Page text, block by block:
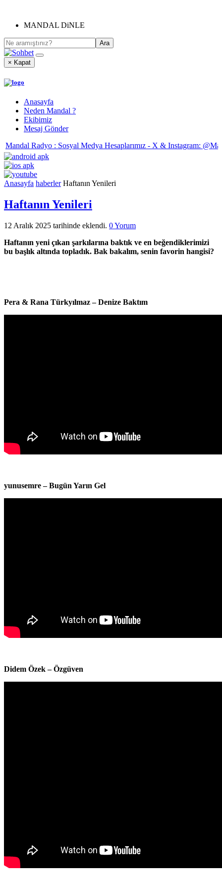
MANDAL DiNLE
× Kapat
Anasayfa
Neden Mandal ?
Ekibimiz
Mesaj Gönder
Radyo : Sosyal Medya Hesaplarımız - X & Instagram:
Anasayfa haberler Haftanın Yenileri
Haftanın Yenileri
12 Aralık 2025 tarihinde eklendi. 0 Yorum
Haftanın yeni çıkan şarkılarına baktık ve en beğendiklerimizi
bu başlık altında topladık. Bak bakalım, senin favorin hangisi?
Pera & Rana Türkyılmaz – Denize Baktım
yunusemre – Bugün Yarın Gel
Didem Özek – Özgüven